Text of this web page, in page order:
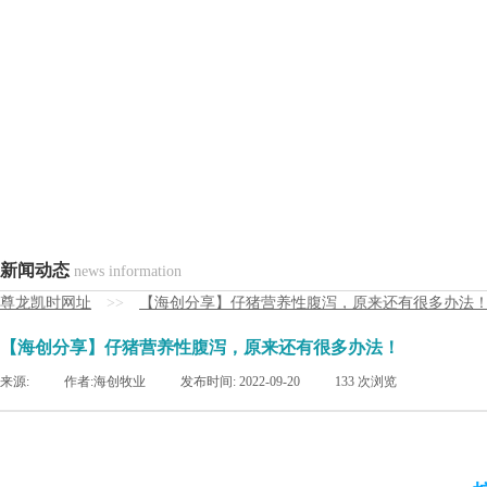
新闻动态 news information
尊龙凯时网址
>> 【海创分享】仔猪营养性腹泻，原来还有很多办法
【海创分享】仔猪营养性腹泻，原来还有很多办法！
来源: 作者:海创牧业 发布时间: 2022-09-20 133 次浏览